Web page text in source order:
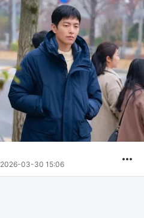
2026-03-30 15:06